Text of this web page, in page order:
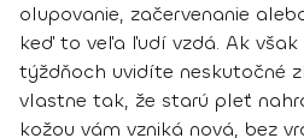
olupovanie, začervenanie
keď to veľa ľudí vzdá. Ak
týždňoch uvidíte neskutočné
vlastne tak, že starú pleť
kožou vám vzniká nová, bez